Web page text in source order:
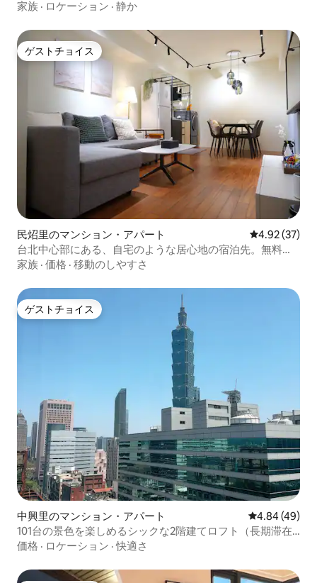
ンドースイッチ付き）バーベキューOK、キッチン使用OK
家族 · ロケーション · 静か
ゲストチョイス
ゲストチョイス
民炤里のマンション・アパート レビュー37
4.92 (37)
台北中心部にある、自宅のような居心地の宿泊先。無料駐
車場あり
家族 · 価格 · 移動のしやすさ
ゲストチョイス
ゲストチョイス
中興里のマンション・アパート レビュー49
4.84 (49)
101台の景色を楽しめるシックな2階建てロフト（長期滞在
に最適）
価格 · ロケーション ·快適さ